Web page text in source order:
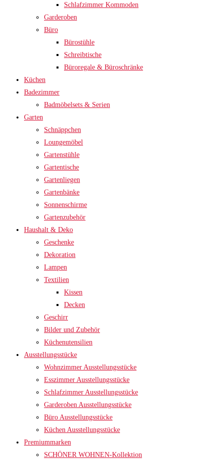
Schlafzimmer Kommoden
Garderoben
Büro
Bürostühle
Schreibtische
Büroregale & Büroschränke
Küchen
Badezimmer
Badmöbelsets & Serien
Garten
Schnäppchen
Loungemöbel
Gartenstühle
Gartentische
Gartenliegen
Gartenbänke
Sonnenschirme
Gartenzubehör
Haushalt & Deko
Geschenke
Dekoration
Lampen
Textilien
Kissen
Decken
Geschirr
Bilder und Zubehör
Küchenutensilien
Ausstellungsstücke
Wohnzimmer Ausstellungsstücke
Esszimmer Ausstellungsstücke
Schlafzimmer Ausstellungsstücke
Garderoben Ausstellungsstücke
Büro Ausstellungsstücke
Küchen Ausstellungsstücke
Premiummarken
SCHÖNER WOHNEN-Kollektion